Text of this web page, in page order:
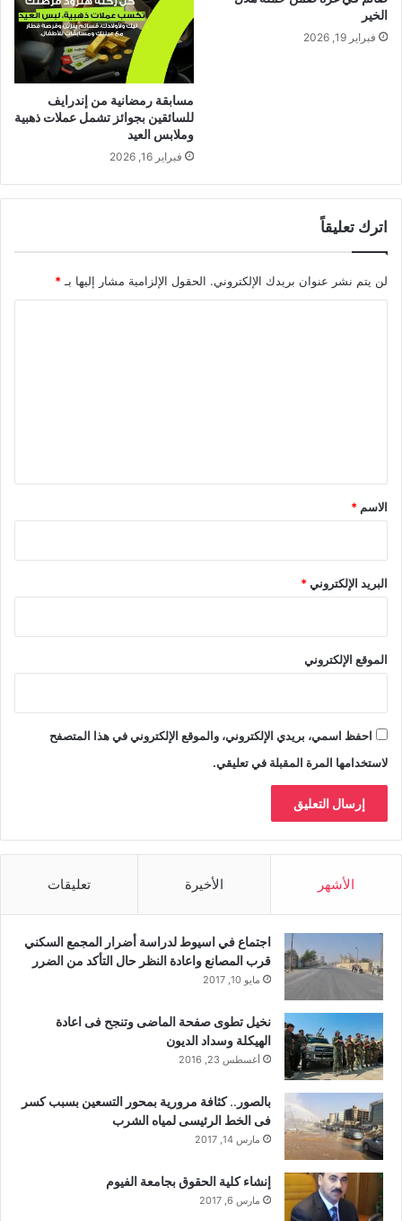
الخير
فبراير 19, 2026
مسابقة رمضانية من إندرايف
للسائقين بجوائز تشمل عملات ذهبية
وملابس العيد
فبراير 16, 2026
اترك تعليقاً
لن يتم نشر عنوان بريدك الإلكتروني. الحقول الإلزامية مشار إليها بـ *
*
الاسم *
البريد الإلكتروني*
الموقع الإلكتروني
احفظ اسمي، بريدي الإلكتروني، والموقع الإلكتروني في هذا المتصفح
لاستخدامها المرة المقبلة في تعليقي.
الأشهر الأخيرة تعليقات
اجتماع في اسيوط لدراسة أضرار المجمع السكني
قرب المصانع واعادة النظر حال التأكد من الضرر
مايو 10, 2017
نخيل تطوى صفحة الماضى وتنجح فى اعادة
الهيكلة وسداد الديون
أغسطس 23, 2016
بالصور.. كثافة مرورية بمحور التسعين بسبب كسر
فى الخط الرئيسى لمياه الشرب
مارس 14, 2017
إنشاء كلية الحقوق بجامعة الفيوم
مارس 6, 2017